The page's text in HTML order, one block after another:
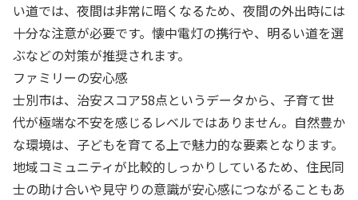
い道では、夜間は非常に暗くなるため、夜間の外出時には
十分な注意が必要です。懐中電灯の携行や、明るい道を選
ぶなどの対策が推奨されます。
ファミリーの安心感
士別市は、治安スコア58点というデータから、子育て世
代が極端な不安を感じるレベルではありません。自然豊か
な環境は、子どもを育てる上で魅力的な要素となります。
地域コミュニティが比較的しっかりしているため、住民同
士の助け合いや見守りの意識が安心感につながることもあ